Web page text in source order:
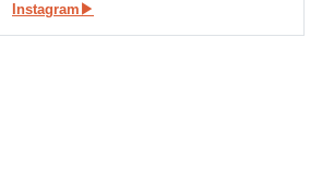
Instagram▶︎